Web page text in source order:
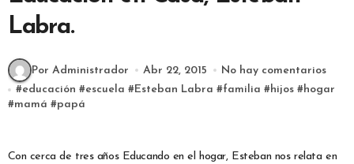
Labra.
Por Administrador Abr 22, 2015
No hay comentarios
#educación #escuela #Esteban Labra #familia #hijos #hogar
#mamá #papá
Con cerca de tres años Educando en el hogar, Esteban nos relata en